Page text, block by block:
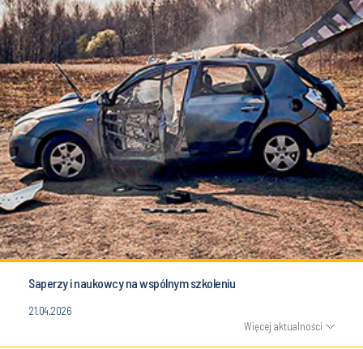
Saperzy i naukowcy na wspólnym szkoleniu
21.04.2026
Więcej aktualności